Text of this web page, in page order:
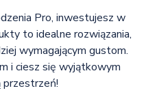
Pro, inwestujesz w
to idealne rozwiązania,
wymagającym gustom.
i ciesz się wyjątkowym